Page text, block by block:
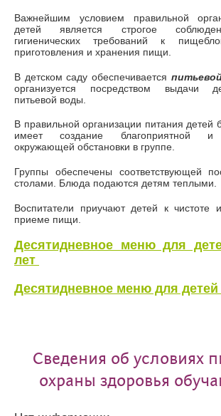
Важнейшим условием правильной
детей является строгое
гигиенических требований к
приготовления и хранения пищи.
В детском саду обеспечивается
организуется посредством выдачи
питьевой воды.
В правильной организации питания детей
имеет создание благоприятной и
окружающей обстановки в группе.
Группы обеспечены соответствующей
столами. Блюда подаются детям теплыми.
Воспитатели приучают детей к чистоте
приеме пищи.
Десятидневное меню для
лет
Десятидневное меню для детей
Сведения об условиях
охраны здоровья